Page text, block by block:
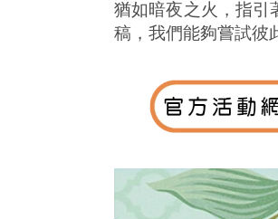
猶如暗夜之火，指引
稿，我們能夠嘗試彼